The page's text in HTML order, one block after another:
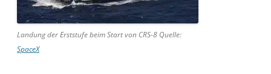
Landung der Erststufe beim Start von CRS-8 Quelle:
SpaceX